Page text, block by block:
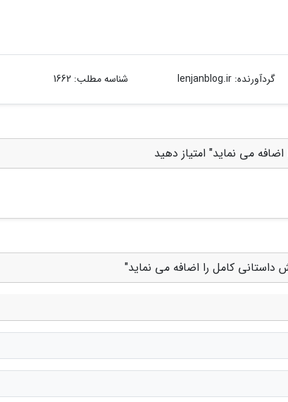
گردآورنده:lenjanblog.ir شناسه مطلب: 1662